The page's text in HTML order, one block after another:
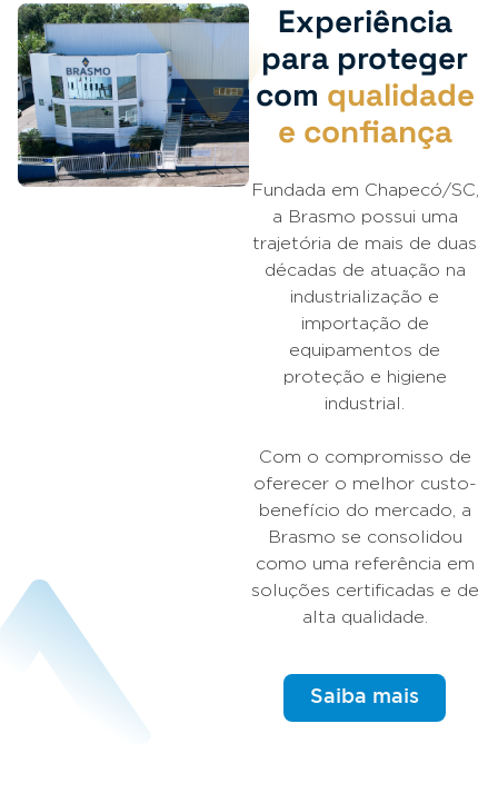
Experiência
para proteger
com qualidade
e confiança
Fundada em Chapecó/SC,
a Brasmo possui uma
trajetória de mais de duas
décadas de atuação na
industrialização e
importação de
equipamentos de
proteção e higiene
industrial.
Com o compromisso de
oferecer o melhor custo-
benefício do mercado, a
Brasmo se consolidou
como uma referência em
soluções certificadas e de
alta qualidade.
Saiba mais